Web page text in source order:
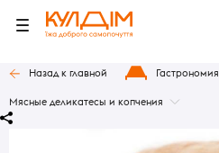
Назад к главной Гастрономия
Мясные деликатесы и копчения